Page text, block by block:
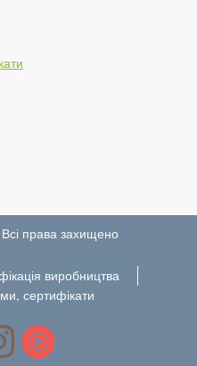
права захищено
виробництва
сертифікати